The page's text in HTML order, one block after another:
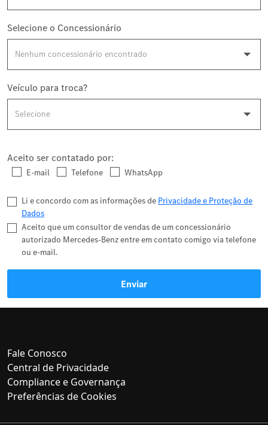
Selecione o Concessionário
Veículo para troca?
Aceito ser contatado por:
E-mail Telefone WhatsApp
Li e concordo com as informações de Privacidade e Proteção de
Dados
Aceito que um consultor de vendas de um concessionário
autorizado Mercedes-Benz entre em contato comigo via telefone
ou e-mail.
Enviar
Fale Conosco
Central de Privacidade
Compliance e Governança
Preferências de Cookies